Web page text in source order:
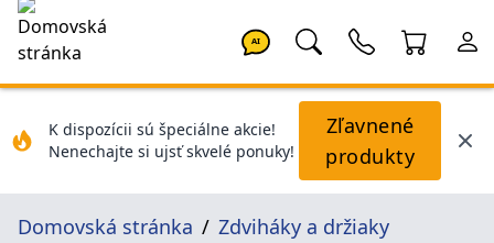
AI
K dispozícii sú špeciálne akcie!
Nenechajte si ujsť skvelé ponuky!
Zľavnené
produkty
Domovská stránka
Zdviháky a držiaky